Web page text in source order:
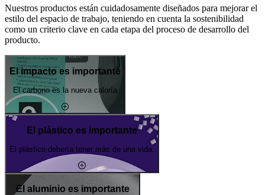
Nuestros productos están cuidadosamente diseñados para mejorar el
estilo del espacio de trabajo, teniendo en cuenta la sostenibilidad
como un criterio clave en cada etapa del proceso de desarrollo del
producto.
El impacto es importante
El carbono es la nueva caloría
El plástico es importante
El plástico debería tener más de una vida.
El aluminio es importante